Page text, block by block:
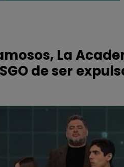
La
de ser